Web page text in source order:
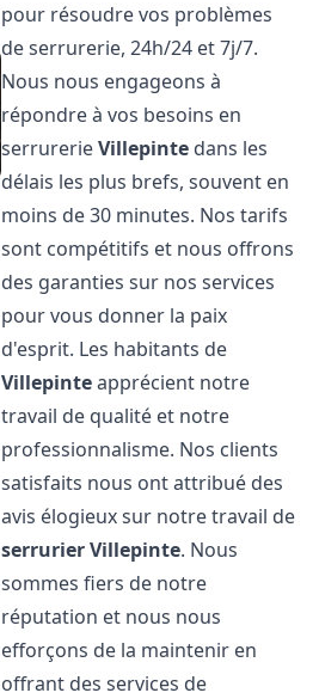
pour résoudre vos problèmes
de serrurerie, 24h/24 et 7j/7.
Nous nous engageons à
répondre à vos besoins en
serrurerieVillepinte dans les
délais les plus brefs, souvent en
moins de 30 minutes. Nos tarifs
sont compétitifs et nous offrons
des garanties sur nos services
pour vous donner la paix
d'esprit. Les habitants de
Villepinteapprécient notre
travail de qualité et notre
professionnalisme. Nos clients
satisfaits nous ont attribué des
avis élogieux sur notre travail de
serrurierVillepinte. Nous
sommes fiers de notre
réputation et nous nous
efforçons de la maintenir en
offrant des services de